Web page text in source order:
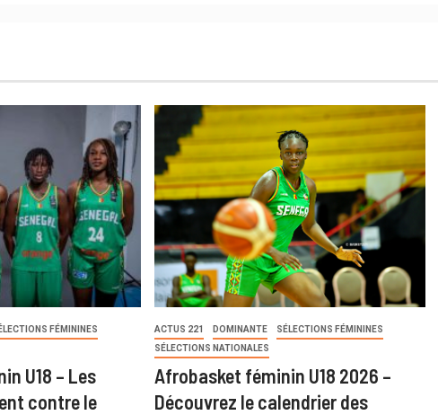
FÉMININES
U18 – Les
contre le
ACTUS 221 DOMINANTE
SÉLECTIONS FÉMININES
SÉLECTIONS NATIONALES
Afrobasket féminin U18 2026 –
Découvrez le calendrier des